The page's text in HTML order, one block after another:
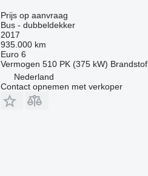
Prijs op aanvraag
Bus - dubbeldekker
2017
935.000 km
Euro 6
Vermogen 510 PK (375 kW) Brandstof
Nederland
Contact opnemen met verkoper